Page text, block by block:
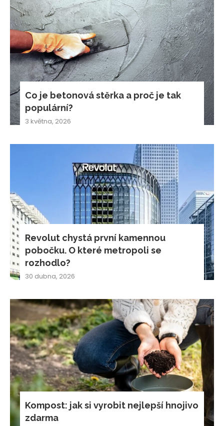
Co je betonová stěrka a proč je tak
populární?
3 května, 2026
Revolut chystá první kamennou
pobočku. O které metropoli se
rozhodlo?
30 dubna, 2026
Kompost: jak si vyrobit nejlepší hnojivo
zdarma